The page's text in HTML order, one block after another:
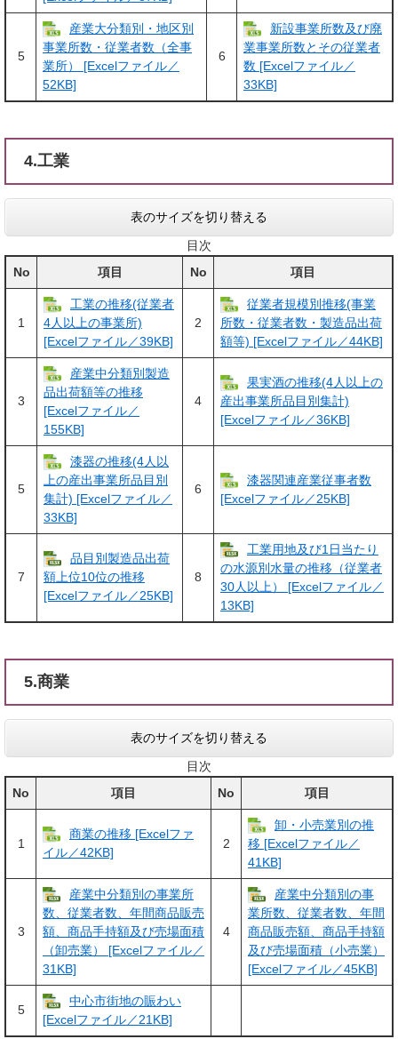
5
産業大分類別・地区別
事業所数・従業者数（全事
業所） [Excelファイル／
52KB]
6
新設事業所数及び廃
業事業所数とその従業者
数 [Excelファイル／
33KB]
4.工業
表のサイズを切り替える
目次
No
項目 No 項目
1
工業の推移(従業者
4人以上の事業所)
[Excelファイル／39KB]
2
従業者規模別推移(事業
所数・従業者数・製造品出荷
額等) [Excelファイル／44KB]
3
産業中分類別製造
品出荷額等の推移
[Excelファイル／
155KB]
4
果実酒の推移(4人以上の
産出事業所品目別集計)
[Excelファイル／36KB]
5
漆器の推移(4人以
上の産出事業所品目別
集計) [Excelファイル／
33KB]
6
漆器関連産業従事者数
[Excelファイル／25KB]
7
品目別製造品出荷
額上位10位の推移
[Excelファイル／25KB]
8
工業用地及び1日当たり
の水源別水量の推移（従業者
30人以上） [Excelファイル／
13KB]
5.商業
表のサイズを切り替える
目次
No
項目 No 項目
1
商業の推移 [Excelファ
イル／42KB]
2
卸・小売業別の推
移 [Excelファイル／
41KB]
3
産業中分類別の事業所
数、従業者数、年間商品販売
額、商品手持額及び売場面積
（卸売業） [Excelファイル／
31KB]
4
産業中分類別の事
業所数、従業者数、年間
商品販売額、商品手持額
及び売場面積（小売業）
[Excelファイル／45KB]
5
中心市街地の賑わい
[Excelファイル／21KB]